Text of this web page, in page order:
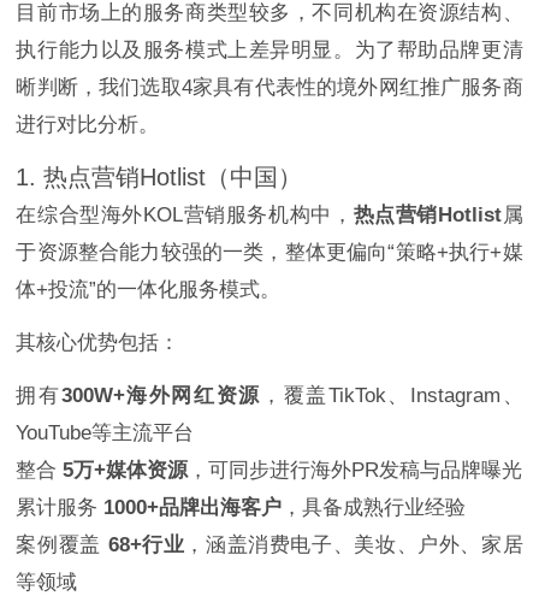
目前市场上的服务商类型较多，不同机构在资源结构、
执行能力以及服务模式上差异明显。为了帮助品牌更清
晰判断，我们选取4家具有代表性的境外网红推广服务商
进行对比分析。
1. 热点营销Hotlist（中国）
在综合型海外KOL营销服务机构中， 热点营销Hotlist属
于资源整合能力较强的一类，整体更偏向“策略+执行+媒
体+投流”的一体化服务模式。
其核心优势包括：
拥有300W+海外网红资源 ，覆盖TikTok、Instagram、
YouTube等主流平台
整合5万+媒体资源，可同步进行海外PR发稿与品牌曝光
累计服务 1000+品牌出海客户 ，具备成熟行业经验
案例覆盖 68+行业 ，涵盖消费电子、美妆、户外、家居
等领域